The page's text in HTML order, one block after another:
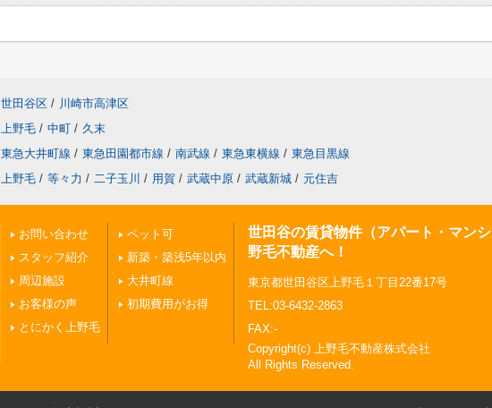
世田谷区 / 川崎市高津区
上野毛 / 中町 / 久末
東急大井町線 / 東急田園都市線 / 南武線 / 東急東横線 / 東急目黒線
上野毛 / 等々力 / 二子玉川 / 用賀 / 武蔵中原 / 武蔵新城 / 元住吉
お問い合わせ
スタッフ紹介
周辺施設
お客様の声
とにかく上野毛
ペット可
新築・築浅5年以内
大井町線
初期費用がお得
世田谷の賃貸物件（アパート・マン
野毛不動産へ！
東京都世田谷区上野毛１丁目22番17号
TEL:03-6432-2863
FAX:-
Copyright(c) 上野毛不動産株式会社
All Rights Reserved.